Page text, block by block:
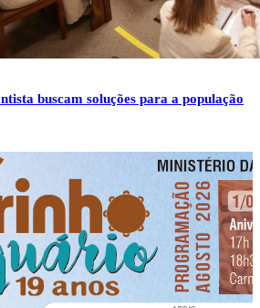
buscam soluções para a população